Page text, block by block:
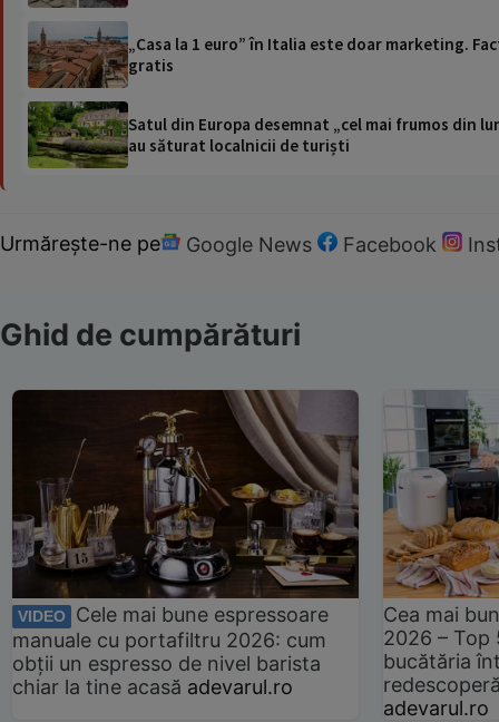
„Casa la 1 euro” în Italia este doar marketing.
gratis
Satul din Europa desemnat „cel mai frumos din
au săturat localnicii de turiști
Urmărește-ne pe Google News Facebook
Ghid de cumpărături
VIDEO
Cele mai bune espressoare
manuale cu portafiltru 2026: cum
obții un espresso de nivel barista
chiar la tine acasă adevarul.ro
Cea mai
2026 –
bucătăria
adevarul.ro